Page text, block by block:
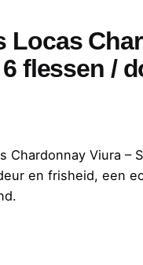
Locas
flessen /
Chardonnay Viura –
en frisheid, een